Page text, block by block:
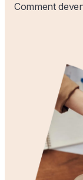
Comment